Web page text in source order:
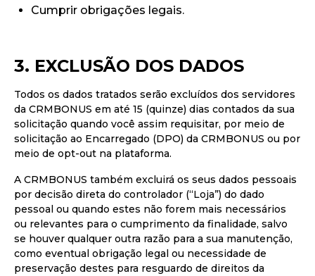
Cumprir obrigações legais.
3. EXCLUSÃO DOS DADOS
Todos os dados tratados serão excluídos dos servidores
da CRMBONUS em até 15 (quinze) dias contados da sua
solicitação quando você assim requisitar, por meio de
solicitação ao Encarregado (DPO) da CRMBONUS ou por
meio de opt-out na plataforma.
A CRMBONUS também excluirá os seus dados pessoais
por decisão direta do controlador (“Loja”) do dado
pessoal ou quando estes não forem mais necessários
ou relevantes para o cumprimento da finalidade, salvo
se houver qualquer outra razão para a sua manutenção,
como eventual obrigação legal ou necessidade de
preservação destes para resguardo de direitos da